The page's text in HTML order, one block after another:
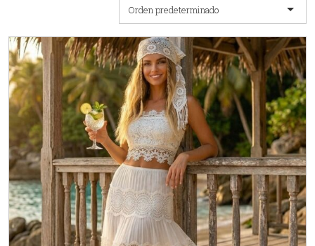
Orden predeterminado